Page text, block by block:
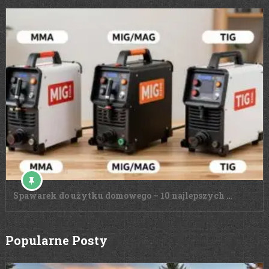
Spawarek do użytku domowego – 10 najlepszych …
Popularne Posty